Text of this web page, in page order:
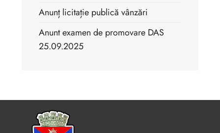
Anunț licitație publică vânzări
Anunt examen de promovare DAS
25.09.2025